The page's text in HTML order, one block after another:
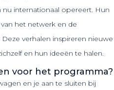
internationaal opereert. Hun
het netwerk en de
verhalen inspireren nieuwe
en hun ideeën te halen.
voor het programma?
en je aan te sluiten bij